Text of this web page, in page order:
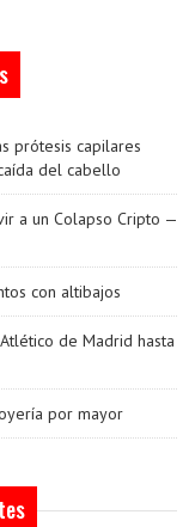
prótesis capilares
del cabello
a un Colapso Cripto —
con altibajos
de Madrid hasta
por mayor